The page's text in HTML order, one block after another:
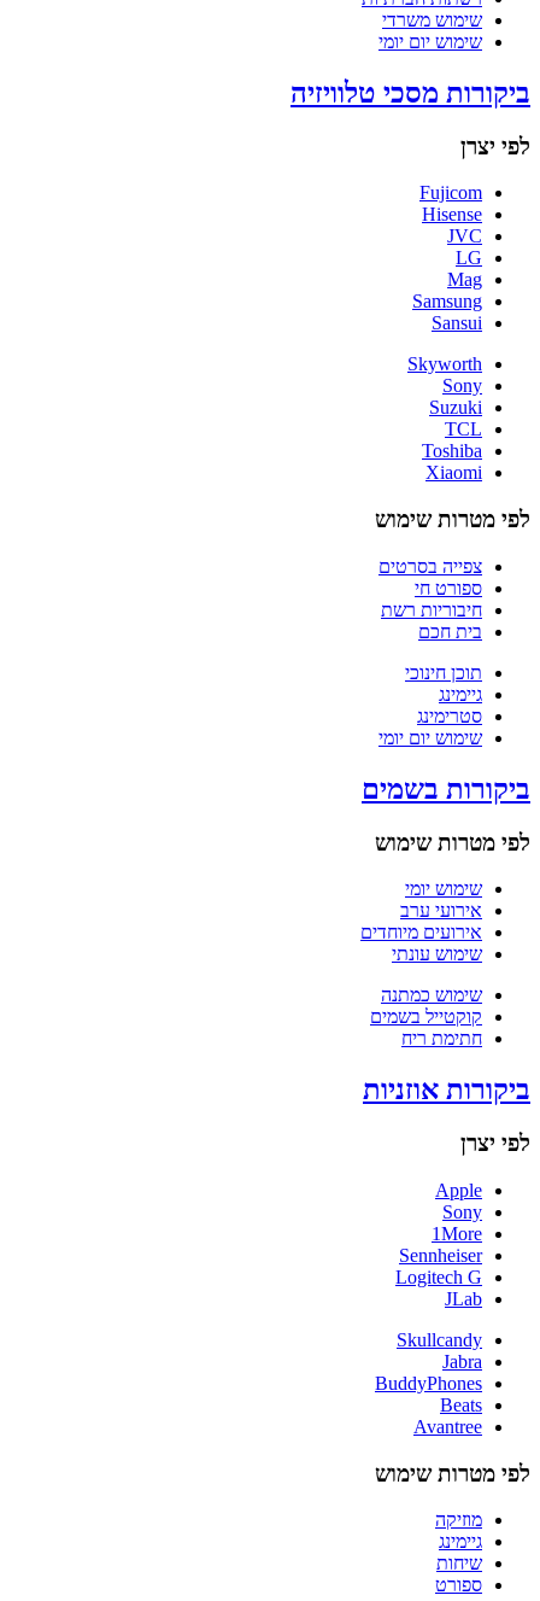
שימוש משרדי
שימוש יום יומי
ביקורות מסכי טלוויזיה
לפי יצרן
Fujicom
Hisense
JVC
LG
Mag
Samsung
Sansui
Skyworth
Sony
Suzuki
TCL
Toshiba
Xiaomi
לפי מטרות שימוש
צפייה בסרטים
ספורט חי
חיבוריות רשת
בית חכם
תוכן חינוכי
גיימינג
סטרימינג
שימוש יום יומי
ביקורות בשמים
לפי מטרות שימוש
שימוש יומי
אירועי ערב
אירועים מיוחדים
שימוש עונתי
שימוש כמתנה
קוקטייל בשמים
חתימת ריח
ביקורות אוזניות
לפי יצרן
Apple
Sony
1More
Sennheiser
Logitech G
JLab
Skullcandy
Jabra
BuddyPhones
Beats
Avantree
לפי מטרות שימוש
מוזיקה
גיימינג
שיחות
ספורט